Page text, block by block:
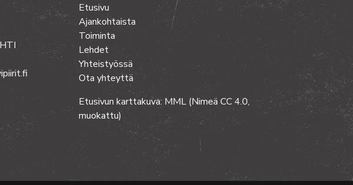
Etusivu
Ajankohtaista
Toiminta
Lehdet
Yhteistyössä
Ota yhteyttä
Etusivun karttakuva: MML (Nimeä CC 4.0,
muokattu)